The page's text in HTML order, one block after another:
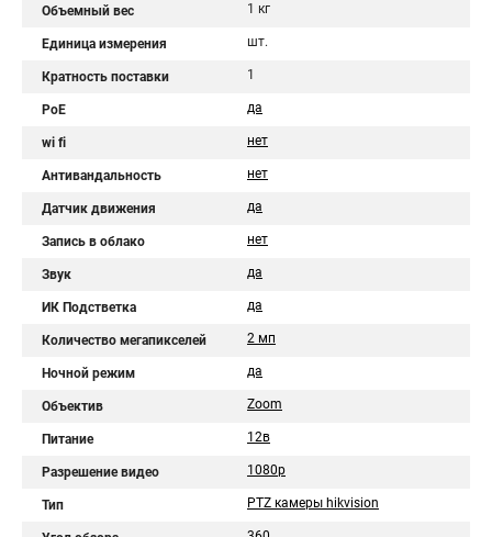
Объемный вес 1 кг
Единица измерения шт.
Кратность поставки 1
PoE да
wi fi нет
Антивандальность нет
Датчик движения да
Запись в облако нет
Звук да
ИК Подстветка да
Количество мегапикселей 2 мп
Ночной режим да
Объектив Zoom
Питание 12в
Разрешение видео 1080p
Тип PTZ камеры hikvision